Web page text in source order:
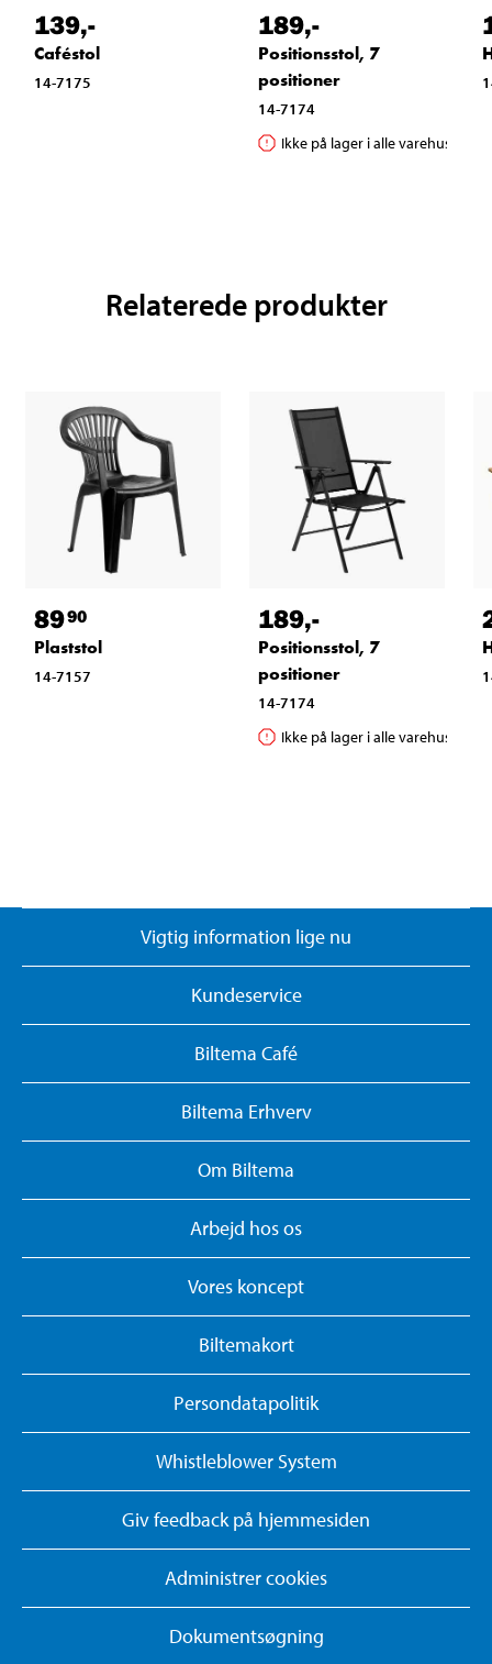
139,-
Caféstol
14-7175
189,-
Positionsstol, 7
positioner
14-7174
Ikke på lager i alle varehuse
Relaterede produkter
8990
Plaststol
14-7157
189,-
Positionsstol, 7
positioner
14-7174
Ikke på lager i alle varehuse
Vigtig information lige nu
Kundeservice
Biltema Café
Biltema Erhverv
Om Biltema
Arbejd hos os
Vores koncept
Biltemakort
Persondatapolitik
Whistleblower System
Giv feedback på hjemmesiden
Administrer cookies
Dokumentsøgning